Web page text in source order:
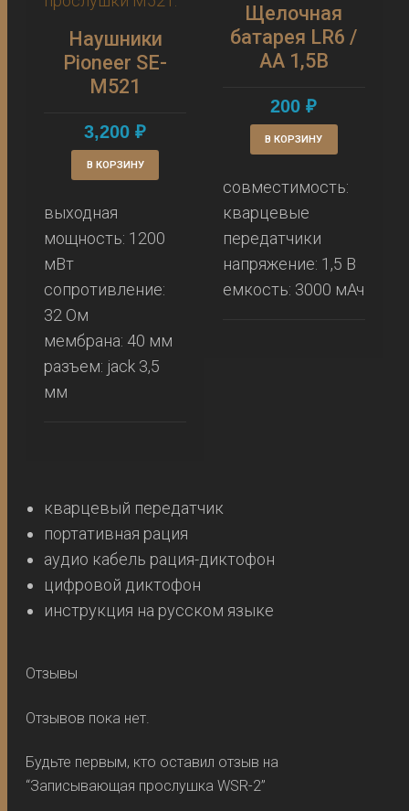
Наушники
Pioneer SE-
M521
3,200₽
В КОРЗИНУ
выходная
мощность: 1200
мВт
сопротивление:
32 Ом
мембрана: 40 мм
разъем: jack 3,5
мм
Щелочная
батарея LR6 /
AA 1,5В
200₽
В КОРЗИНУ
совместимость:
кварцевые
передатчики
напряжение: 1,5 В
емкость: 3000 мАч
кварцевый передатчик
портативная рация
аудио кабель рация-диктофон
цифровой диктофон
инструкция на русском языке
Отзывы
Отзывов пока нет.
Будьте первым, кто оставил отзыв на
“Записывающая прослушка WSR-2”